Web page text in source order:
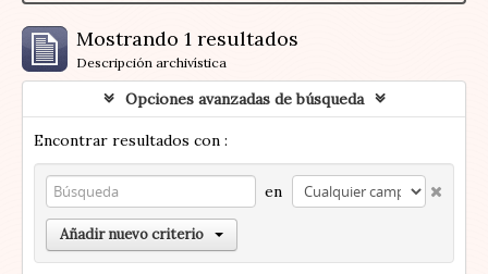
Mostrando 1 resultados
Descripción archivística
Opciones avanzadas de búsqueda
Encontrar resultados con :
en
Añadir nuevo criterio